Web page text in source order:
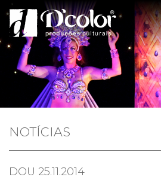
NOTÍCIAS
DOU 25.11.2014